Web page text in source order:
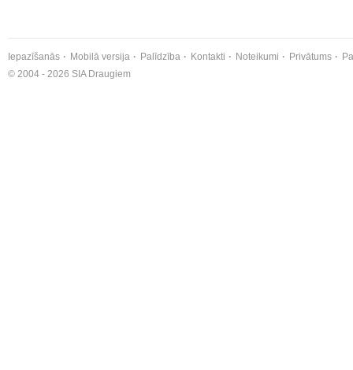
Iepazīšanās Mobilā versija Palīdzība Kontakti Noteikumi Privātums
© 2004 - 2026 SIA Draugiem